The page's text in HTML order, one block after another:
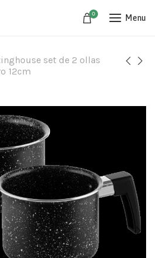
0 Menu
set de 2 ollas
12cm